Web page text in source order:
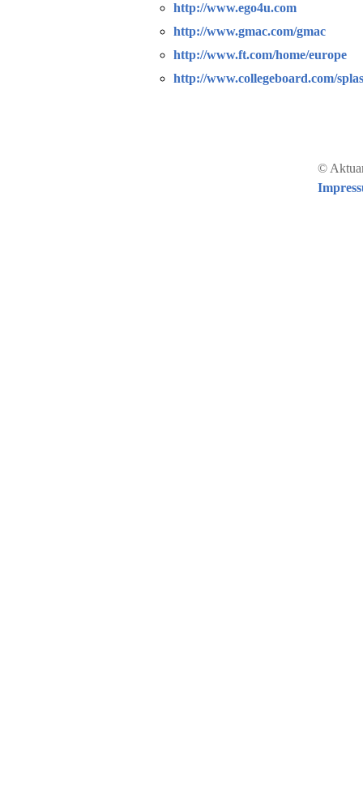
http://www.ego4u.com
http://www.gmac.com/gmac
http://www.ft.com/home/europe
http://www.collegeboard.com/
©